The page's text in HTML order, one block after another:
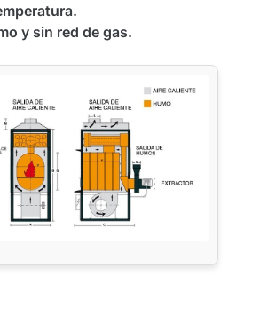
y sin red de gas.